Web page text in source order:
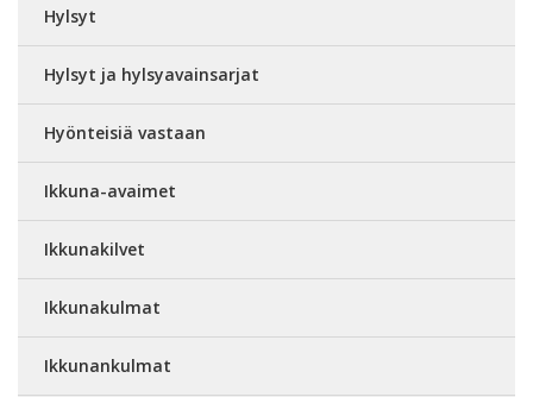
Hylsyt
Hylsyt ja hylsyavainsarjat
Hyönteisiä vastaan
Ikkuna-avaimet
Ikkunakilvet
Ikkunakulmat
Ikkunankulmat